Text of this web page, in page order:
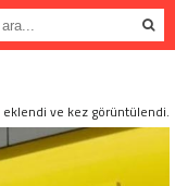
ve kez görüntülendi.